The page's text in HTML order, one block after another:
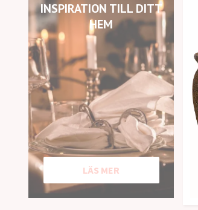
INSPIRATION TILL DITT
HEM
LÄS MER